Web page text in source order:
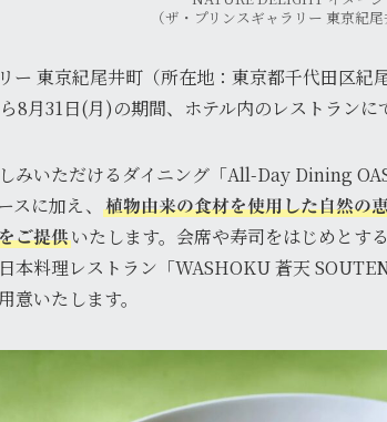
（ザ・プリンスギャラリー 東京紀尾
ー 東京紀尾井町（所在地：東京都千代田区紀
8月31日(月)の期間、ホテル内のレストランに
みいただけるダイニング「All-Day Dining
スに加え、
植物由来の食材を使用した自然の
ご提供いたします。会席や寿司をはじめとす
本料理レストラン「WASHOKU 蒼天
意いたします。